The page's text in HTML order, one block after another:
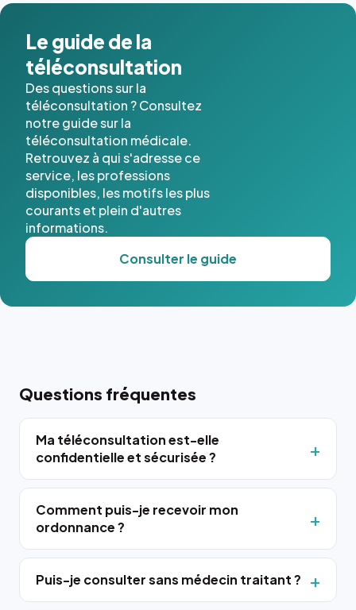
Le guide de la
téléconsultation
Des questions sur la
téléconsultation ? Consultez
notre guide sur la
téléconsultation médicale.
Retrouvez à qui s'adresse ce
service, les professions
disponibles, les motifs les plus
courants et plein d'autres
informations.
Consulter le guide
Questions fréquentes
Ma téléconsultation est-elle
confidentielle et sécurisée ?
Comment puis-je recevoir mon
ordonnance ?
Puis-je consulter sans médecin traitant ?